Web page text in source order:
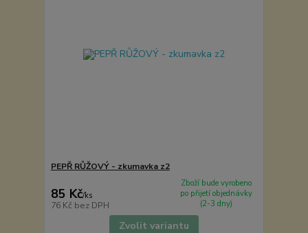
PEPŘ RŮŽOVÝ - zkumavka z2
85 Kč/ks
76 Kč bez DPH
Zboží bude vyrobeno
po přijetí objednávky
(2-3 dny)
Zvolit variantu